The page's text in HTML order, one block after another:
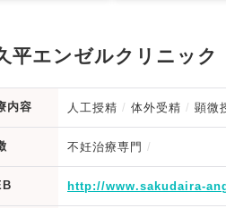
平エンゼルクリニック
内容 人工授精 体外受精 顕微
不妊治療専門
http://www.sakudaira-